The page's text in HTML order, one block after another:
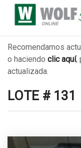
Recomendamos
o haciendo clic aquí,
actualizada.
LOTE # 131